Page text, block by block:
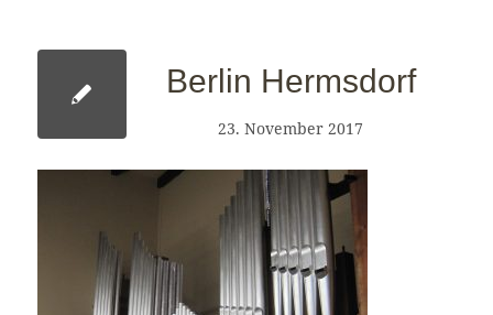
Berlin Hermsdorf
23. November 2017